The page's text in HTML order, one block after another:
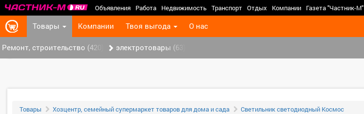
Объявления Работа Недвижимость Транспорт Отдых Компании Газета "Частник-М"
Товары Компании Твоя выгода О нас
>
Ремонт, строительство (420) электротовары (63)
Товары Хозцентр, семейный супермаркет товаров для дома и сада Светильник светодиодный Космос
‹